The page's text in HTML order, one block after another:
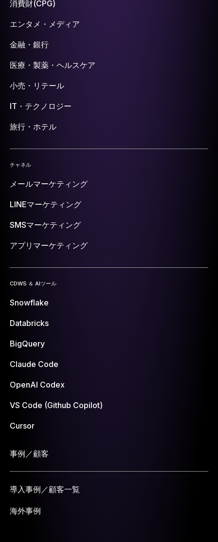
消費財(CPG)
エンタメ・メディア
金融・銀行
医療・製薬・ヘルスケア
小売・リテール
IT・テクノロジー
旅行・ホテル
チャネル
メールマーケティング
LINEマーケティング
SMSマーケティング
アプリマーケティング
CDWS ＆ AIツール
Snowflake
Databricks
BigQuery
Claude Code
OpenAI Codex
VS Code (Github Copilot)
Cursor
事例／顧客
導入事例／顧客一覧
海外事例